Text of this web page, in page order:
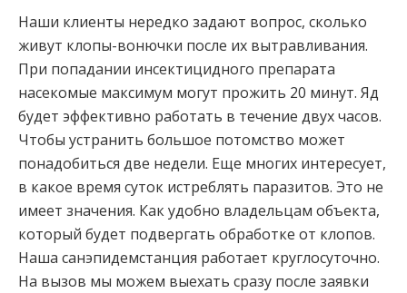
Наши клиенты нередко задают вопрос, сколько
живут клопы-вонючки после их вытравливания.
При попадании инсектицидного препарата
насекомые максимум могут прожить 20 минут. Яд
будет эффективно работать в течение двух часов.
Чтобы устранить большое потомство может
понадобиться две недели. Еще многих интересует,
в какое время суток истреблять паразитов. Это не
имеет значения. Как удобно владельцам объекта,
который будет подвергать обработке от клопов.
Наша санэпидемстанция работает круглосуточно.
На вызов мы можем выехать сразу после заявки